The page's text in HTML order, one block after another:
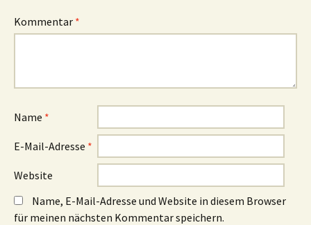
Kommentar *
Name *
E-Mail-Adresse *
Website
Name, E-Mail-Adresse und Website in diesem Browser
für meinen nächsten Kommentar speichern.